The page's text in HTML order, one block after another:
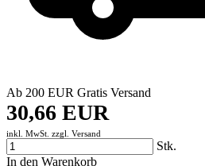
Ab 200 EUR Gratis Versand
30,66 EUR
inkl. MwSt. zzgl. Versand
Stk.
In den Warenkorb